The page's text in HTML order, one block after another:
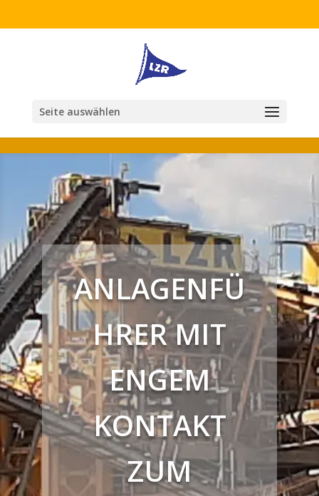
Seite auswählen
ANLAGENFÜ
HRER MIT
ENGEM
KONTAKT
ZUM